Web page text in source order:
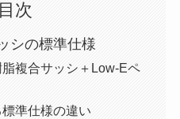
目次
シの標準仕様
複合サッシ＋Low-Eペ
準仕様の違い